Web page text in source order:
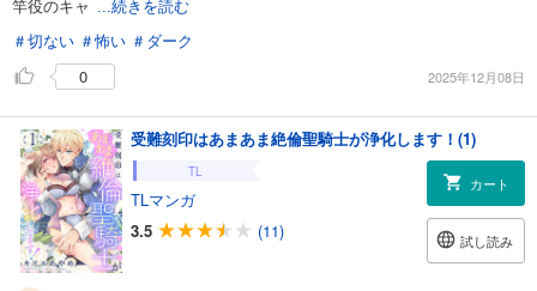
竿役のキャ ...続きを読む
＃切ない ＃怖い ＃ダーク
0
2025年12月08日
受難刻印はあまあま絶倫聖騎士が浄化します！(1)
TL
TLマンガ
3.5
(11)
カート
試し読み